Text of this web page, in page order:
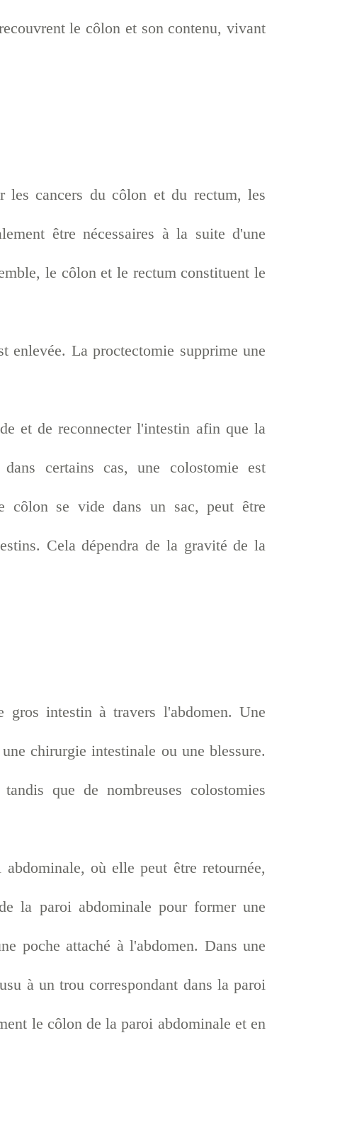
le côlon et son contenu, vivant
les cancers du côlon et du rectum, les
être nécessaires à la suite d'une
le côlon et le rectum constituent le
La proctectomie supprime une
et de reconnecter l'intestin afin que la
certains cas, une colostomie est
côlon se vide dans un sac, peut être
Cela dépendra de la gravité de la
intestin à travers l'abdomen. Une
chirurgie intestinale ou une blessure.
que de nombreuses colostomies
où elle peut être retournée,
la paroi abdominale pour former une
poche attaché à l'abdomen. Dans une
à un trou correspondant dans la paroi
le côlon de la paroi abdominale et en